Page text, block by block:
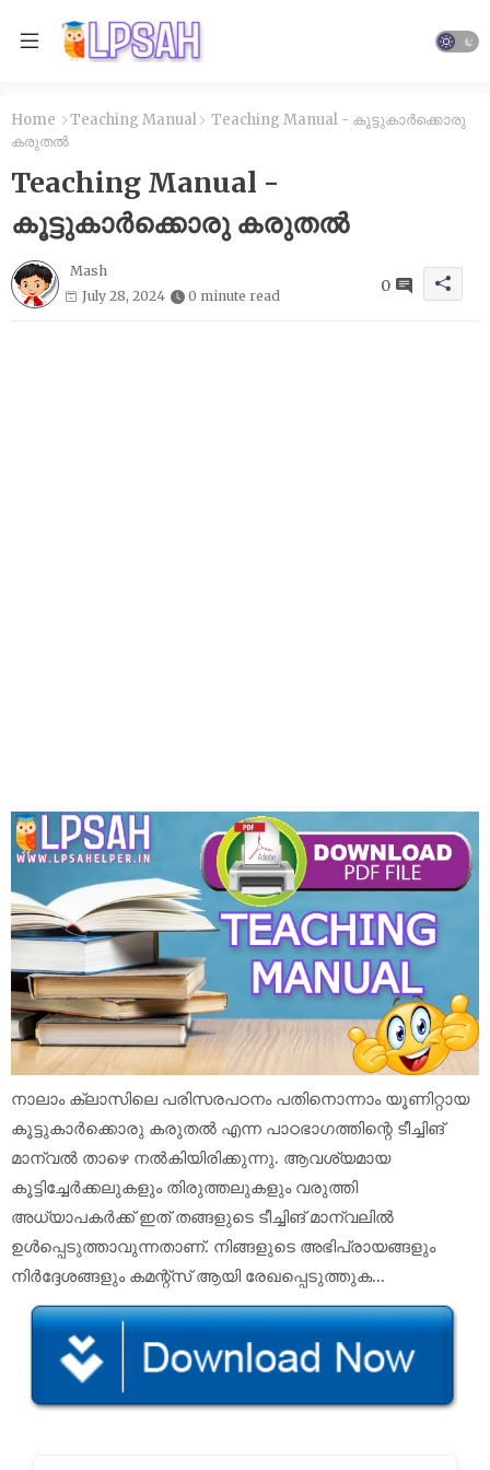
Home Teaching Manual
Teaching Manual - കൂട്ടുകാർക്കൊരു
കരുതൽ
Teaching Manual -
കൂട്ടുകാർക്കൊരു കരുതൽ
Mash
July 28, 2024
0 minute read
0
നാലാം ക്ലാസിലെ പരിസരപഠനം പതിനൊന്നാം യൂണിറ്റായ
കൂട്ടുകാർക്കൊരു കരുതൽ എന്ന പാഠഭാഗത്തിന്റെ ടീച്ചിങ്
മാന്വൽ താഴെ നൽകിയിരിക്കുന്നു. ആവശ്യമായ
കൂട്ടിച്ചേർക്കലുകളും തിരുത്തലുകളും വരുത്തി
അധ്യാപകർക്ക് ഇത് തങ്ങളുടെ ടീച്ചിങ് മാന്വലിൽ
ഉൾപ്പെടുത്താവുന്നതാണ്. നിങ്ങളുടെ അഭിപ്രായങ്ങളും
നിർദ്ദേശങ്ങളും കമന്റ്സ് ആയി രേഖപ്പെടുത്തുക...